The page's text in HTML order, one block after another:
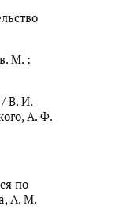
М. :
/ В. И.
А. Ф.
по
А. М.